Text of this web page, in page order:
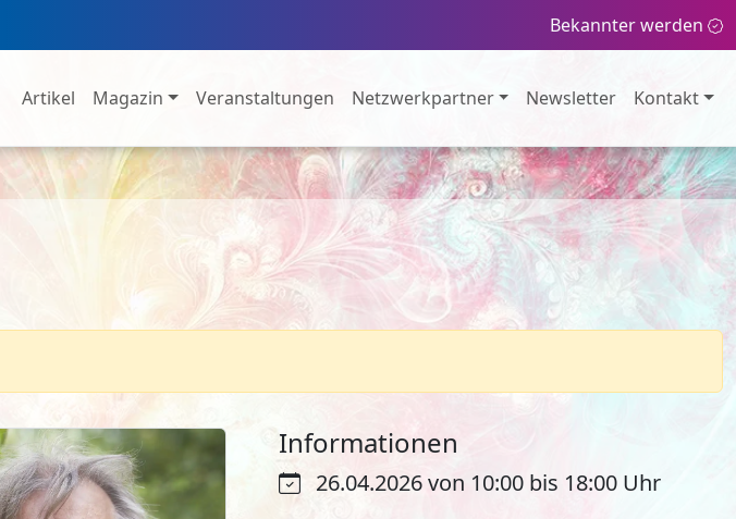
Bekannter werden
Artikel Magazin Veranstaltungen Netzwerkpartner Newsletter Kontakt
Informationen
26.04.2026 von 10:00 bis 18:00 Uhr